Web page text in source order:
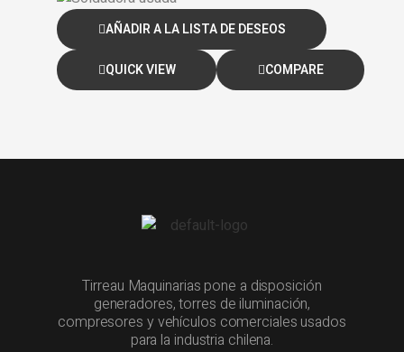
AÑADIR A LA LISTA DE DESEOS
QUICK VIEW COMPARE
Tirreau Maquinarias pone a disposición
generadores, torres de iluminación,
compresores y vehículos comerciales usados
para la industria chilena.